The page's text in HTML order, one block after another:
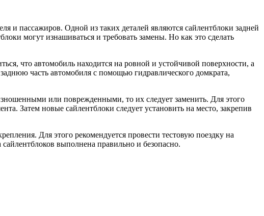
и пассажиров. Одной из таких деталей являются сайлентблоки задней
могут изнашиваться и требовать замены. Но как это сделать
что автомобиль находится на ровной и устойчивой поверхности, а
часть автомобиля с помощью гидравлического домкрата,
или поврежденными, то их следует заменить. Для этого
Затем новые сайлентблоки следует установить на место, закрепив
Для этого рекомендуется провести тестовую поездку на
выполнена правильно и безопасно.